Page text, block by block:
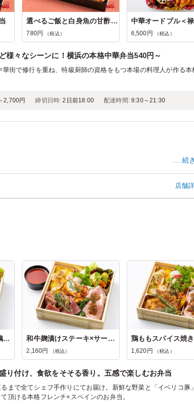
選べるご飯と白身魚の甘酢あんかけ弁当
780円 （税込）
中華オードブル＜禄
6,500円 （税込）
様々なシーンに！横浜の本格中華弁当540円～
街で修行を重ね、特級厨師の資格をもつ本場の料理人が作る本
2,700円 締切日時: 2日前18:00 配達時間: 9:30～21:30
東京都中央区勝どき
続
店舗
イベリコ豚ハンバーグ×鶏ももスパ... 和牛麹漬けステーキ×サーモンヴァ...
2,160円 （税込） 1,620円 （税込）
り付け、食欲をそそる香り。五感で楽しむお弁当
まで全てシェフ手作りにてお届け。新鮮な野菜と「イベリコ豚
頂ける本格フレンチ×スペインのお弁当。